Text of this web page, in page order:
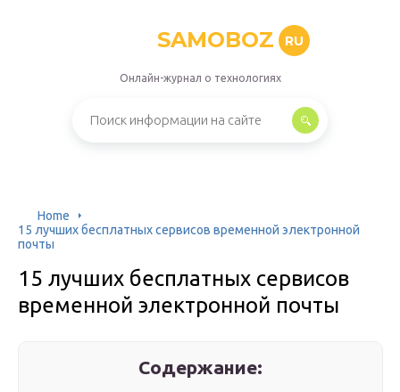
SAMOBOZ RU
Онлайн-журнал о технологиях
Home
15 лучших бесплатных сервисов временной электронной
почты
15 лучших бесплатных сервисов
временной электронной почты
Содержание: